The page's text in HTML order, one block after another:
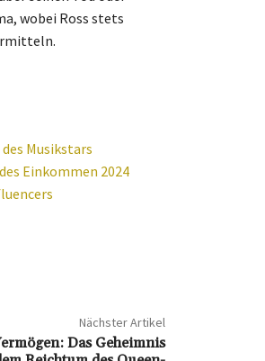
wobei Ross stets
Musikstars
Einkommen 2024
Nächster Artikel
Das Geheimnis